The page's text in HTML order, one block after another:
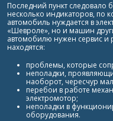
Последний пункт следовало
несколько индикаторов, по
автомобиль нуждается в
«Шевроле», но и машин
автомобилю нужен сервис и
находятся:
проблемы, которые
неполадки,
наоборот, чересчур
перебои в работе
электромотор;
неполадки в
оборудования.